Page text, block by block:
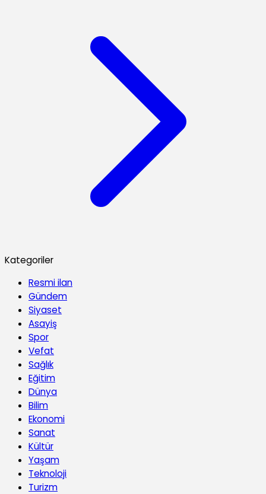
Kategoriler
Resmi ilan
Gündem
Siyaset
Asayiş
Spor
Vefat
Sağlık
Eğitim
Dünya
Bilim
Ekonomi
Sanat
Kültür
Yaşam
Teknoloji
Turizm